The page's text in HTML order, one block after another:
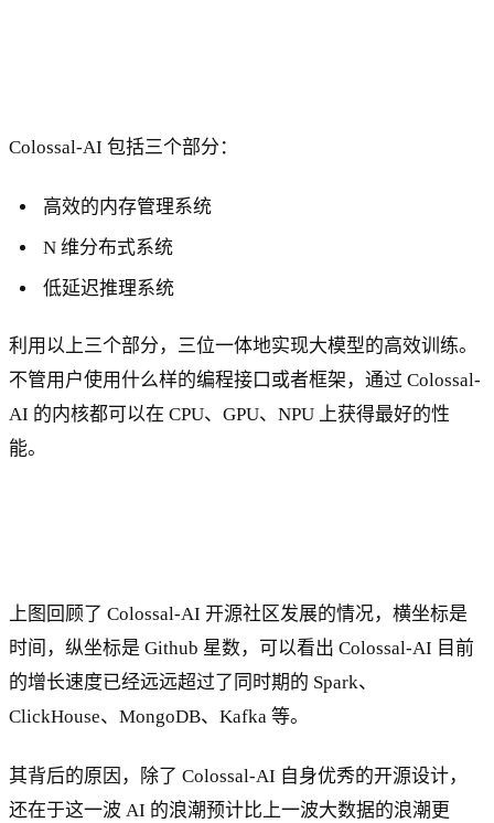
Colossal-AI 包括三个部分：
高效的内存管理系统
N 维分布式系统
低延迟推理系统
利用以上三个部分，三位一体地实现大模型的高效训练。
不管用户使用什么样的编程接口或者框架，通过 Colossal-
AI 的内核都可以在 CPU、GPU、NPU 上获得最好的性
能。
上图回顾了 Colossal-AI 开源社区发展的情况，横坐标是
时间，纵坐标是 Github 星数，可以看出 Colossal-AI 目前
的增长速度已经远远超过了同时期的 Spark、
ClickHouse、MongoDB、Kafka 等。
其背后的原因，除了 Colossal-AI 自身优秀的开源设计，
还在于这一波 AI 的浪潮预计比上一波大数据的浪潮更